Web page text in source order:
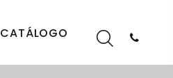
CATÁLOGO